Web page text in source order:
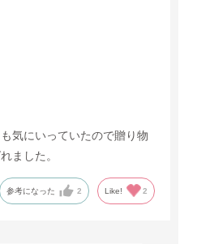
気にいっていたので贈り物
ました。
参考になった 2 Like! 2